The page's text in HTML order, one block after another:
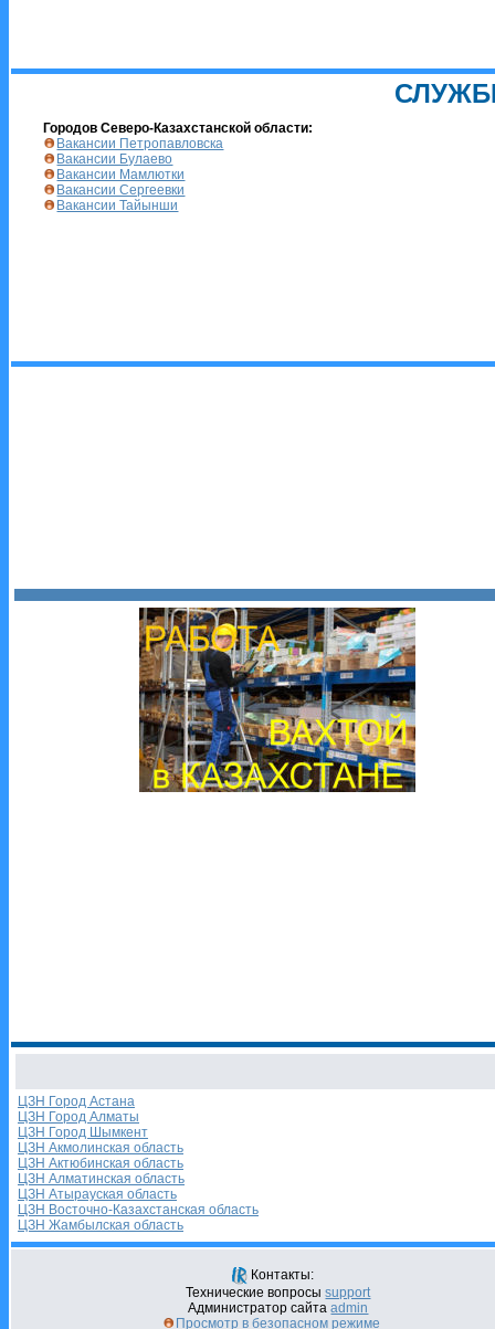
Городов Северо-Казахстанской области:
Вакансии Петропавловска
Вакансии Булаево
Вакансии Мамлютки
Вакансии Сергеевки
Вакансии Тайынши
ЦЗН Город Астана
ЦЗН Город Алматы
ЦЗН Город Шымкент
ЦЗН Акмолинская область
ЦЗН Актюбинская область
ЦЗН Алматинская область
ЦЗН Атырауская область
ЦЗН Восточно-Казахстанская область
ЦЗН Жамбылская область
Контакты:
Технические вопросыsupport
Администратор сайтаadmin
Просмотр в безопасном режиме